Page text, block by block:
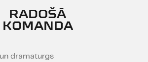
(1926), tā kļuva par
satricinot Vīnes
un iepriekš
RADOŠĀ
KOMANDA
dramaturgs